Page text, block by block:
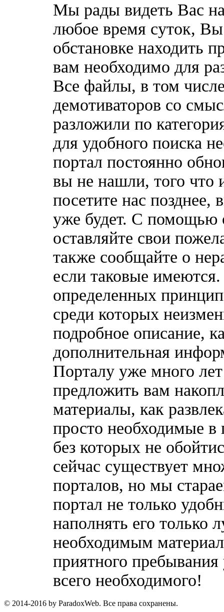
Мы рады видеть Вас
любое время суток,
обстановке находить
вам необходимо для
Все файлы, в том
демотиваторов со
разложили по
для удобного поиска
портал постоянно
вы не нашли, того что
посетите нас позднее,
уже будет. С помощью
оставляйте свои
также сообщайте о
если таковые
определенных
среди которых
подробное описание,
дополнительная
Порталу уже много
предложить вам
материалы, как
просто необходимые в
без которых не
сейчас существует
порталов, но мы
портал не только
наполнять его только
необходимым
приятного
всего необходимого!
© 2014-2016 by ParadoxWeb. Все права сохранены.